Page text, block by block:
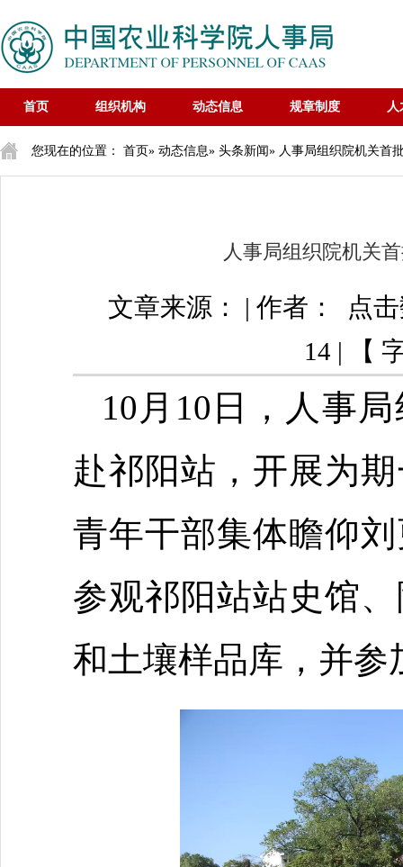
首页 组织机构 动态信息 规章制度 人
您现在的位置： 首页» 动态信息» 头条新闻» 人事局组织院机关首
人事局组织院机关
文章来源： | 作者： 点
14 | 【
10月10日，人事
赴祁阳站，开展为
青年干部集体瞻仰
参观祁阳站站史馆
和土壤样品库，并